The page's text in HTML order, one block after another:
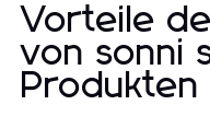
Vorteile
von sonni
Produkten